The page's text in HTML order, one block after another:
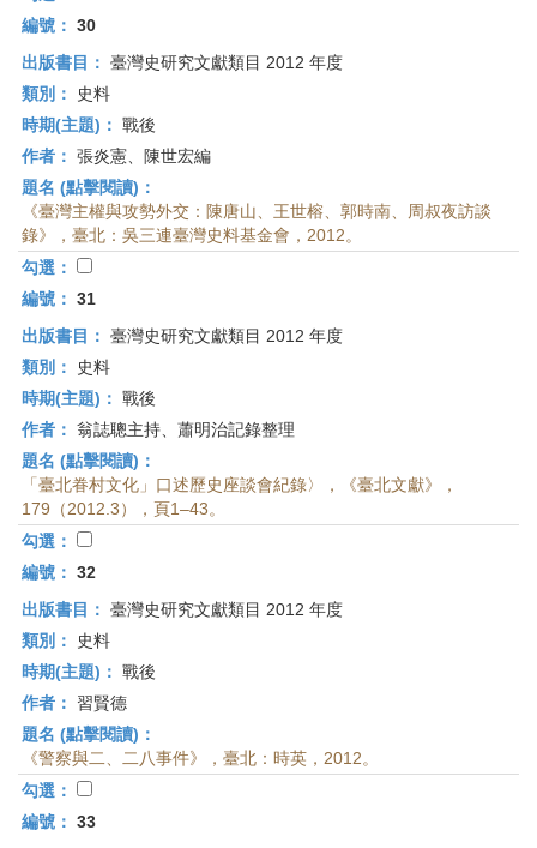
編號： 30
出版書目： 臺灣史研究文獻類目 2012 年度
類別：
史料
時期(主題)： 戰後
作者： 張炎憲、陳世宏編
題名 (點擊閱讀)：
《臺灣主權與攻勢外交：陳唐山、王世榕、郭時南、周叔夜訪談
錄》，臺北：吳三連臺灣史料基金會，2012。
勾選：
編號： 31
出版書目： 臺灣史研究文獻類目 2012 年度
類別：
史料
時期(主題)： 戰後
作者： 翁誌聰主持、蕭明治記錄整理
題名 (點擊閱讀)：
「臺北眷村文化」口述歷史座談會紀錄〉，《臺北文獻》，
179（2012.3），頁1–43。
勾選：
編號： 32
出版書目： 臺灣史研究文獻類目 2012 年度
類別：
史料
時期(主題)： 戰後
作者：
習賢德
題名 (點擊閱讀)：
《警察與二、二八事件》，臺北：時英，2012。
勾選：
編號： 33